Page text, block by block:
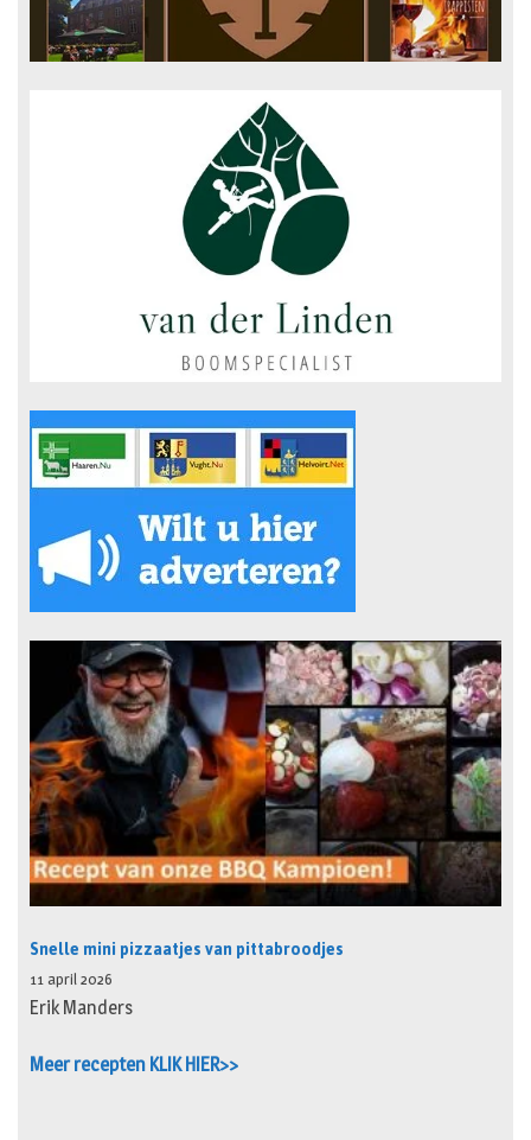
Snelle mini pizzaatjes van pittabroodjes
11 april 2026
Erik Manders
Meer recepten KLIK HIER>>